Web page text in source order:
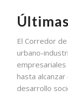
El Corredor
urbano-
hasta
desarrollo